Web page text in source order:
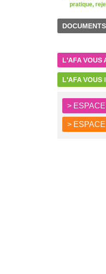
pratique,
DOCUMENTS
L'AFA VOUS
L'AFA VOUS
>
>